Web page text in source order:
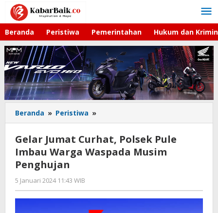
Lewati
konten
Beranda Peristiwa Pemerintahan Hukum dan
Beranda » Peristiwa »
Jumat
Curhat,
Polsek
Pule
Gelar Jumat Curhat, Polsek Pule
Imbau Warga Waspada Musim
Penghujan
5 Januari 2024 11:43 WIB
Kabar
Baik
02